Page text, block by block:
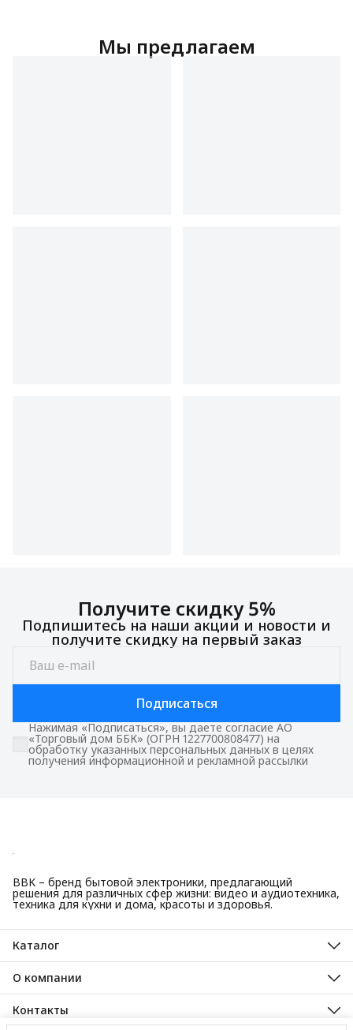
Мы предлагаем
Получите скидку 5%
Подпишитесь на наши акции и новости и
получите скидку на первый заказ
Подписаться
Нажимая «Подписаться», вы даете согласие АО
«Торговый дом ББК» (ОГРН 1227700808477) на
обработку указанных персональных данных в целях
получения информационной и рекламной рассылки
BBK – бренд бытовой электроники, предлагающий
решения для различных сфер жизни: видео и аудиотехника,
техника для кухни и дома, красоты и здоровья.
Каталог
Красота и здоровье
Техника для кухни
Техника для дома
ТВ, аудио, видео
О компании
О нас
Гарантийные обязательства
Авторизованные сервисные центры
Контакты